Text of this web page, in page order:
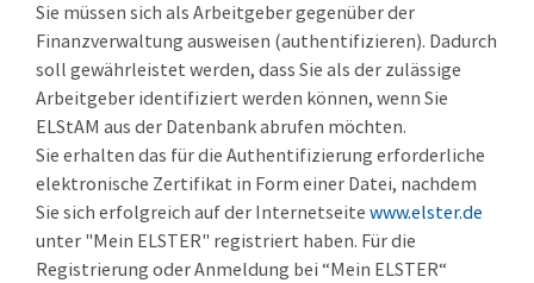
Sie müssen sich als Arbeitgeber gegenüber der
Finanzverwaltung ausweisen (authentifizieren). Dadurch
soll gewährleistet werden, dass Sie als der zulässige
Arbeitgeber identifiziert werden können, wenn Sie
ELStAM aus der Datenbank abrufen möchten.
Sie erhalten das für die Authentifizierung erforderliche
elektronische Zertifikat in Form einer Datei, nachdem
Sie sich erfolgreich auf der Internetseite www.elster.de
unter "Mein ELSTER" registriert haben. Für die
Registrierung oder Anmeldung bei “Mein ELSTER“